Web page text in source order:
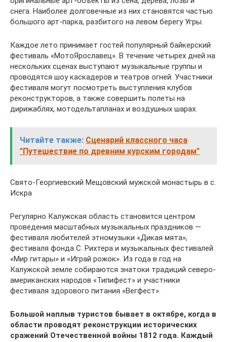
снега. Наиболее долговечные из них становятся частью
большого арт-парка, разбитого на левом берегу Угры.
Каждое лето принимает гостей популярный байкерский
фестиваль «МотоЯрославец». В течение четырех дней на
нескольких сценах выступают музыкальные группы и
проводятся шоу каскадеров и театров огней. Участники
фестиваля могут посмотреть выступления клубов
реконструкторов, а также совершить полеты на
дирижаблях, мотодельтапланах и воздушных шарах.
Читайте также: Сценарий классного часа
"Путешествие по древним курским городам"
Свято-Георгиевский Мещовский мужской монастырь в с.
Искра
Регулярно Калужская область становится центром
проведения масштабных музыкальных праздников —
фестиваля любителей этномузыки «Дикая мята»,
фестиваля фонда С. Рихтера и музыкальных фестивалей
«Мир гитары» и «Играй рожок». Из года в год на
Калужской земле собираются знатоки традиций северо-
американских народов «Типифест» и участники
фестиваля здорового питания «Вегфест».
Большой наплыв туристов бывает в октябре, когда в
области проводят реконструкции исторических
сражений Отечественной войны 1812 года. Каждый